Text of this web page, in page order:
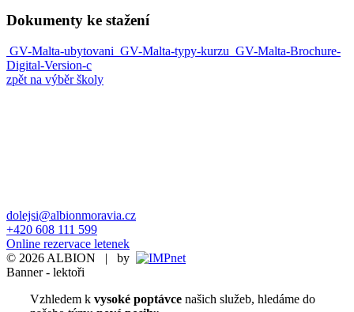
Dokumenty ke stažení
GV-Malta-ubytovani GV-Malta-typy-kurzu GV-Malta-Brochure-
Digital-Version-c
zpět na výběr školy
dolejsi@albionmoravia.cz
+420 608 111 599
Online rezervace letenek
© 2026 ALBION | by
Banner - lektoři
Vzhledem k vysoké poptávce našich služeb, hledáme do